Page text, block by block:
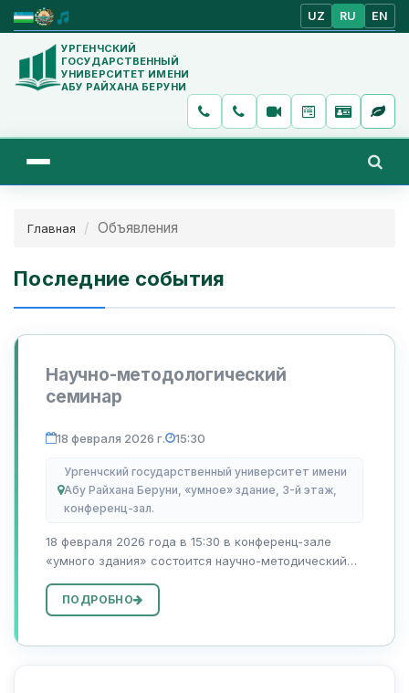
UZ RU EN
УРГЕНЧСКИЙ
ГОСУДАРСТВЕННЫЙ
УНИВЕРСИТЕТ ИМЕНИ
АБУ РАЙХАНА БЕРУНИ
Главная Объявления
Последние события
Научно-методологический
семинар
18 февраля 2026 г. 15:30
Ургенчский государственный университет имени
Абу Райхана Беруни, «умное» здание, 3-й этаж,
конференц-зал.
18 февраля 2026 года в 15:30 в конференц-зале
«умного здания» состоится научно-методический
«интервью» в преподавании опыта зарубежных
стран в области управления отходами», который п...
ПОДРОБНО